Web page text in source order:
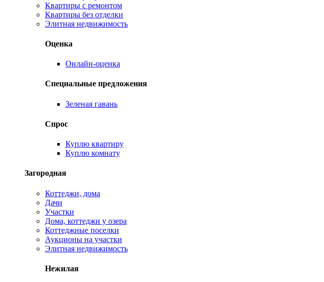
Квартиры с ремонтом
Квартиры без отделки
Элитная недвижимость
Оценка
Онлайн-оценка
Специальные предложения
Зеленая гавань
Спрос
Куплю квартиру
Куплю комнату
Загородная
Коттеджи, дома
Дачи
Участки
Дома, коттеджи у озера
Коттеджные поселки
Аукционы на участки
Элитная недвижимость
Нежилая